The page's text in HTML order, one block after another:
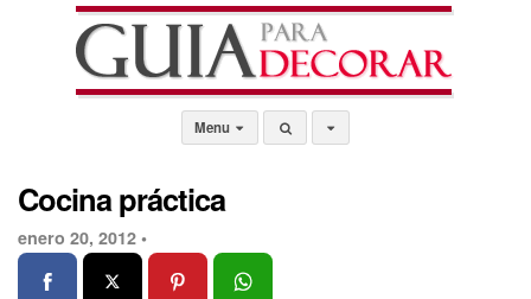
Menu
Cocina práctica
enero 20, 2012 •